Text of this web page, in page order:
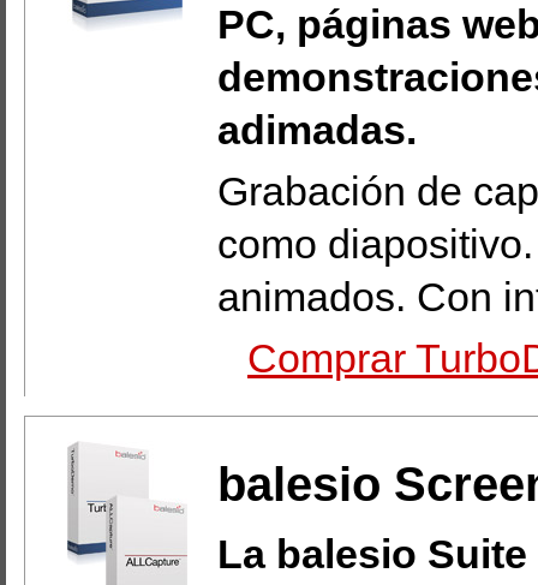
PC, páginas
adimadas.
Grabación de
como
animados. Con
Comprar
balesio
La balesio